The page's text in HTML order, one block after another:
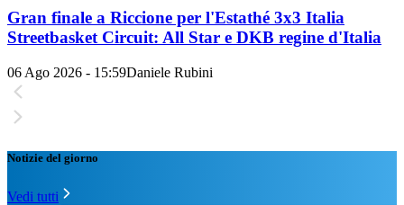
Gran finale a Riccione per l'Estathé 3x3 Italia
Streetbasket Circuit: All Star e DKB regine d'Italia
06 Ago 2026 - 15:59Daniele Rubini
Notizie del giorno
Vedi tutti